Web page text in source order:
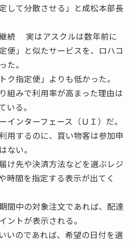
して分散させる」と成松本部長
続 実はアスクルは数年前に
便」と似たサービスを、ロハコ
た。
ク指定便」よりも低かった。
組みで利用率が高まった理由は
いる。
インターフェース（ＵＩ）だ。
用するのに、買い物客は参加申
ない。
け先や決済方法などを選ぶレジ
時間を指定する表示が出てく
間中の対象注文であれば、配達
ントが表示される。
いのであれば、希望の日付を選